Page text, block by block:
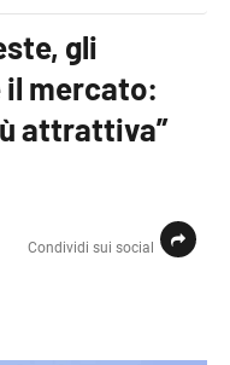
gli
mercato:
attrattiva”
Condividi sui social